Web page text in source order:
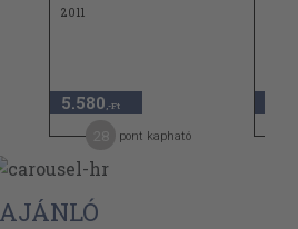
2011
5.580 ,-Ft
pont kapható
AJÁNLÓ